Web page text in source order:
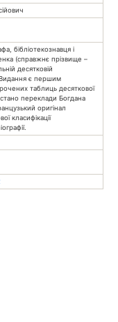
бібліотекознавця і
(справжнє прізвище –
десятковій
Видання є першим
таблиць десяткової
переклади Богдана
оригінал
класифікації